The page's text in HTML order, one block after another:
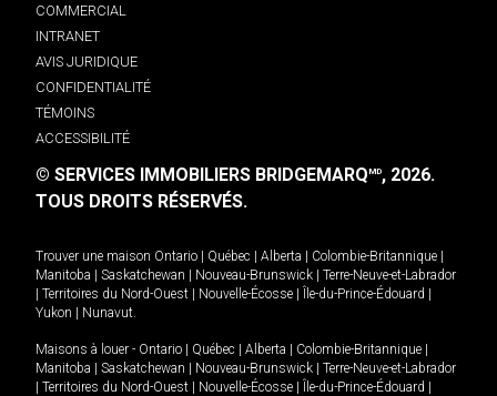
COMMERCIAL
INTRANET
AVIS JURIDIQUE
CONFIDENTIALITÉ
TÉMOINS
ACCESSIBILITÉ
© SERVICES IMMOBILIERS BRIDGEMARQMD, 2026.
TOUS DROITS RÉSERVÉS.
Trouver une maison Ontario | Québec | Alberta | Colombie-Britannique |
Manitoba | Saskatchewan | Nouveau-Brunswick | Terre-Neuve-et-Labrador
| Territoires du Nord-Ouest | Nouvelle-Écosse | Île-du-Prince-Édouard |
Yukon | Nunavut
Maisons à louer - Ontario | Québec | Alberta | Colombie-Britannique |
Manitoba | Saskatchewan | Nouveau-Brunswick | Terre-Neuve-et-Labrador
| Territoires du Nord-Ouest | Nouvelle-Écosse | Île-du-Prince-Édouard |